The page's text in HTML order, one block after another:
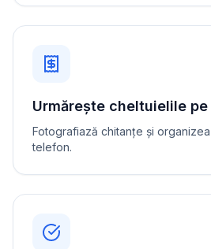
Urmărește cheltuielile
Fotografiază chitanțe și
telefon.